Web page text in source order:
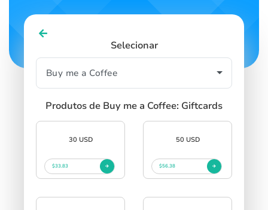
Selecionar
Produtos de Buy me a Coffee: Giftcards
30 USD
$33.83
50 USD
$56.38